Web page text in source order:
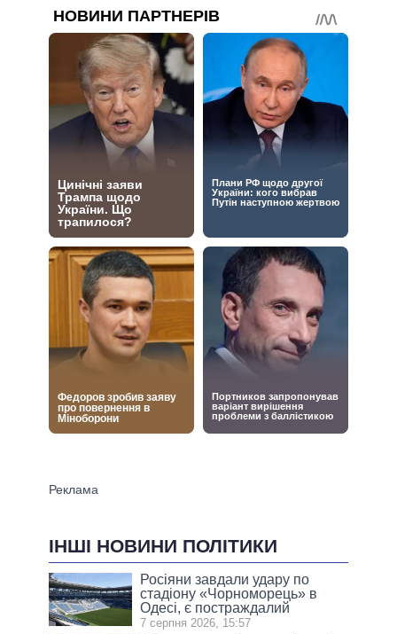
ІНШІ НОВИНИ ПОЛІТИКИ
Росіяни завдали удару по
стадіону «Чорноморець» в
Одесі, є постраждалий
7 серпня 2026, 15:57